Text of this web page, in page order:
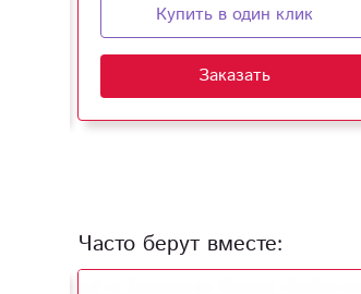
Купить в один клик
Заказать
Часто берут вместе: